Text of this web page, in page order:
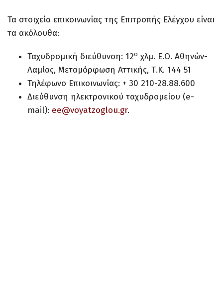
Τα στοιχεία επικοινωνίας της Επιτροπής Ελέγχου είναι
τα ακόλουθα:
Ταχυδρομική διεύθυνση: 12ο χλμ. Ε.Ο. Αθηνών-
Λαμίας, Μεταμόρφωση Αττικής, Τ.Κ. 144 51
Τηλέφωνο Επικοινωνίας: + 30 210-28.88.600
Διεύθυνση ηλεκτρονικού ταχυδρομείου (e-
mail): ee@voyatzoglou.gr.